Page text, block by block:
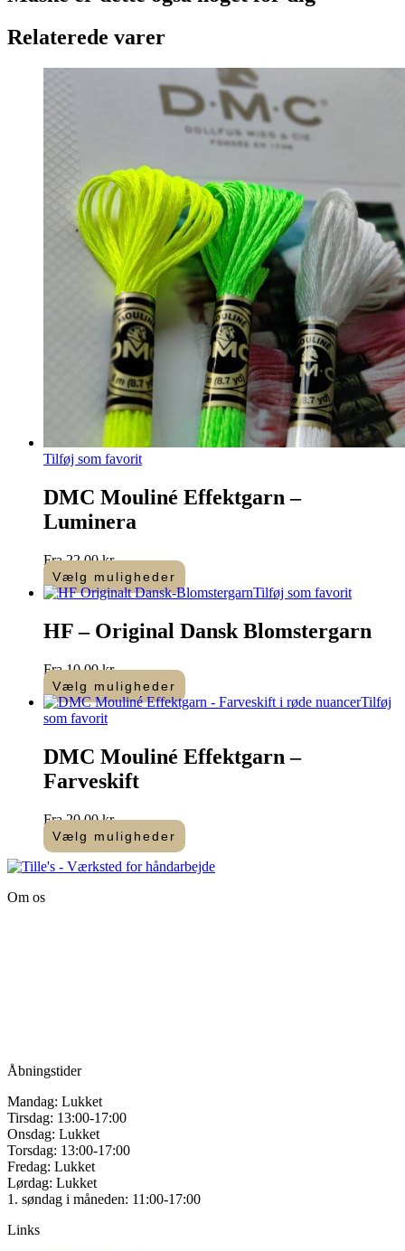
Relaterede varer
Tilføj som favorit
DMC Mouliné Effektgarn –
Luminera
Fra22,00kr.
Vælg muligheder
Dette
har
flere
Mulighederne
kan
vælges
på
Tilføj som favorit
HF – Original Dansk Blomstergarn
Fra10,00kr.
Vælg muligheder
Dette
vare
flere
varianter.
Mulighederne
vælges
på
varesiden
Tilføj
som favorit
DMC Mouliné Effektgarn –
Farveskift
Fra20,00kr.
Vælg muligheder
Dette
vare
flere
Om os
Åbningstider
Mandag: Lukket
Tirsdag: 13:00-17:00
Onsdag: Lukket
Torsdag: 13:00-17:00
Fredag: Lukket
Lørdag: Lukket
1. søndag i måneden: 11:00-17:00
Links